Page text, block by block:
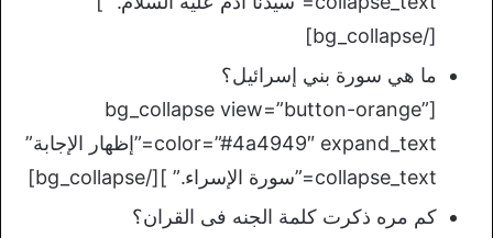
[/bg_collapse]
ما هي سورة بني إسرائيل؟
[bg_collapse view=”button-orange”
color=”#4a4949″ expand_text=”إظهار الإجابة”
collapse_text=”سورة الإسراء.” ][/bg_collapse]
كم مره ذكرت كلمة الجنه فى القران؟